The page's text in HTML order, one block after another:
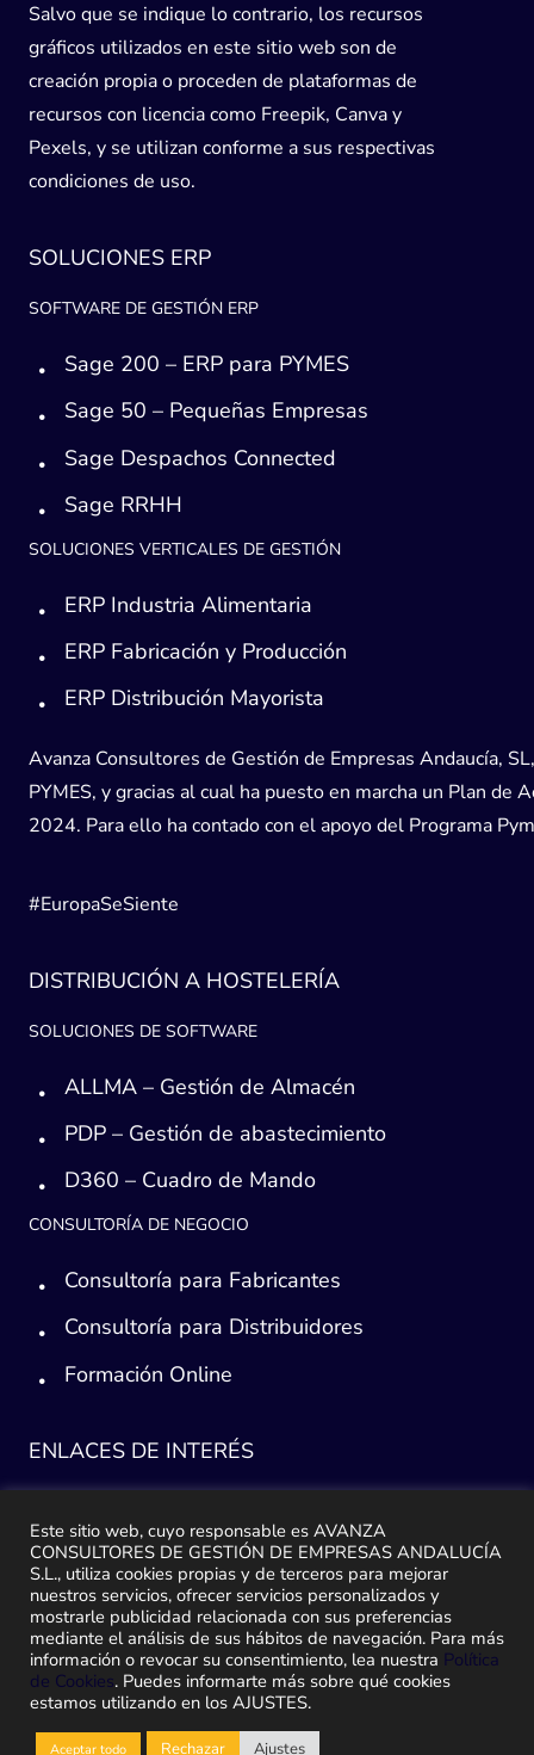
Salvo que se indique lo contrario, los recursos
gráficos utilizados en este sitio web son de
creación propia o proceden de plataformas de
recursos con licencia como Freepik, Canva y
Pexels, y se utilizan conforme a sus respectivas
condiciones de uso.
SOLUCIONES ERP
SOFTWARE DE GESTIÓN ERP
Sage 200 – ERP para PYMES
Sage 50 – Pequeñas Empresas
Sage Despachos Connected
Sage RRHH
SOLUCIONES VERTICALES DE GESTIÓN
ERP Industria Alimentaria
ERP Fabricación y Producción
ERP Distribución Mayorista
Avanza Consultores de Gestión de Empresas Andaucía,
PYMES, y gracias al cual ha puesto en marcha un Plan
2024. Para ello ha contado con el apoyo del Programa
#EuropaSeSiente
DISTRIBUCIÓN A HOSTELERÍA
SOLUCIONES DE SOFTWARE
ALLMA – Gestión de Almacén
PDP – Gestión de abastecimiento
D360 – Cuadro de Mando
CONSULTORÍA DE NEGOCIO
Consultoría para Fabricantes
Consultoría para Distribuidores
Formación Online
ENLACES DE INTERÉS
Implantación ERP
Plan de ayuda Sage
Migración y traspaso de datos
Medidas Ley Antifraude
Este sitio web, cuyo responsable es AVANZA
CONSULTORES DE GESTIÓN DE EMPRESAS ANDALUCÍA
S.L., utiliza cookies propias y de terceros para mejorar
nuestros servicios, ofrecer servicios personalizados y
mostrarle publicidad relacionada con sus preferencias
mediante el análisis de sus hábitos de navegación. Para más
información o revocar su consentimiento, lea nuestra Política
de Cookies. Puedes informarte más sobre qué cookies
estamos utilizando en los AJUSTES.
Aceptar todo Rechazar Ajustes